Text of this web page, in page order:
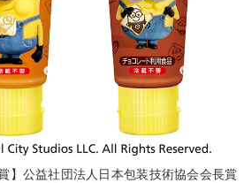
】公益社団法人日本包装技術協会会長賞